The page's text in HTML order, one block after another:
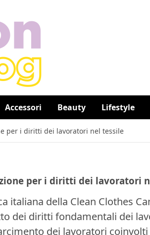
Accessori Beauty Lifestyle
per i diritti dei lavoratori nel tessile
per i diritti dei lavoratori
italiana della Clean Clothes
dei diritti fondamentali dei
dei lavoratori